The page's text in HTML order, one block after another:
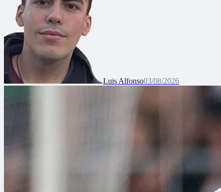
Luis Alfonso03/08/2026